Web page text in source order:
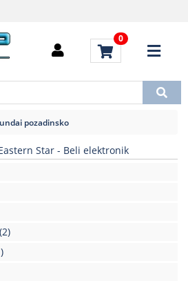
0
pozadinsko
Star - Beli elektronik
(2)